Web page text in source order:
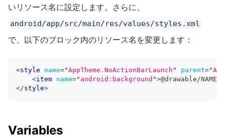
いリソース名に設定します。さらに、
android/app/src/main/res/values/styles.xml
で、以下のブロック内のリソース名を変更します：
<style name="AppTheme.NoActionBarLaunch " parent="
<item name=" android:background ">@drawable/NAME
</style>
Variables